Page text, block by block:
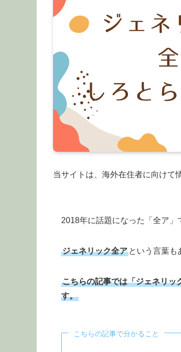
当サイトは、海外在住者に向けて
2018年に話題になった「全ア」
ジェネリック全ア という言葉も
こちらの記事では「ジェネリッ
す。
こちらの記事で分かること